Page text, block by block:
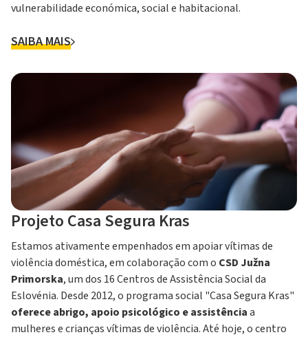
vulnerabilidade económica, social e habitacional.
SAIBA MAIS
Projeto Casa Segura Kras
Estamos ativamente empenhados em apoiar vítimas de
violência doméstica, em colaboração com o CSD Južna
Primorska, um dos 16 Centros de Assistência Social da
Eslovénia. Desde 2012, o programa social "Casa Segura Kras"
oferece abrigo, apoio psicológico e assistênciaa
mulheres e crianças vítimas de violência. Até hoje, o centro